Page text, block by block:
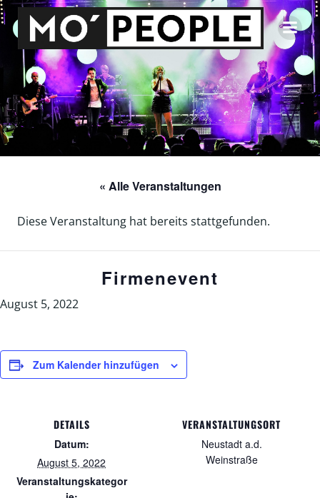
Zum
Inhalt
springen
« Alle Veranstaltungen
Diese Veranstaltung hat bereits stattgefunden.
Firmenevent
August 5, 2022
Zum Kalender hinzufügen
DETAILS
Datum:
August 5, 2022
Veranstaltungskategor
VERANSTALTUNGSORT
Neustadt a.d.
Weinstraße